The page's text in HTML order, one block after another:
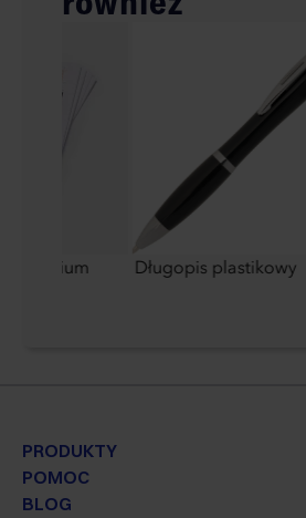
Premium Długopis plastikowy
PRODUKTY
POMOC
BLOG